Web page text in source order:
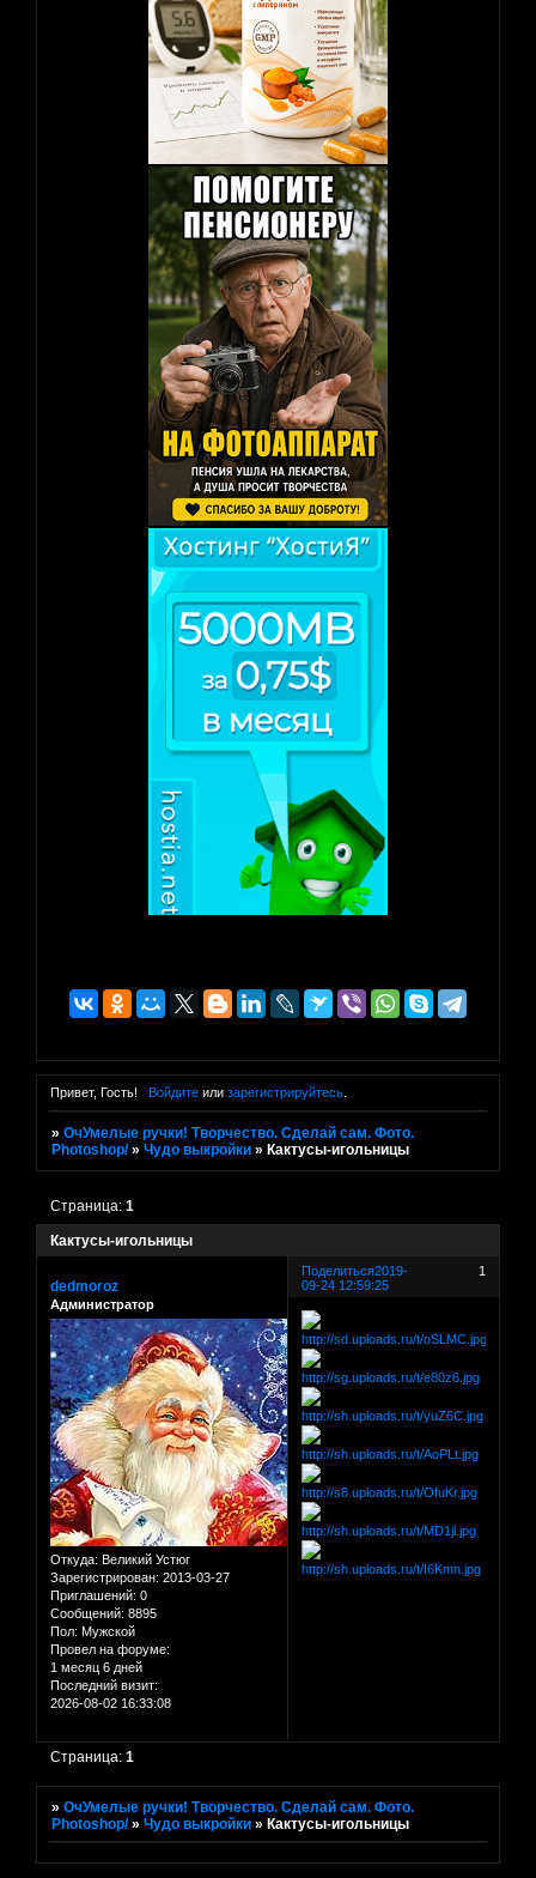
Привет, Гость! Войдитеили зарегистрируйтесь.
»ОчУмелые ручки! Творчество. Сделай сам. Фото.
Photoshop/ »Чудо выкройки » Кактусы-игольницы
Кактусы-игольницы
Страница:1
Поделиться 1
2019-
09-24 12:59:25
dedmoroz
Администратор
Откуда: Великий Устюг
Зарегистрирован: 2013-03-27
Приглашений: 0
Сообщений: 8895
Пол: Мужской
Провел на форуме:
1 месяц 6 дней
Последний визит:
2026-08-02 16:33:08
Страница:1
»ОчУмелые ручки! Творчество. Сделай сам. Фото.
Photoshop/ »Чудо выкройки »Кактусы-игольницы